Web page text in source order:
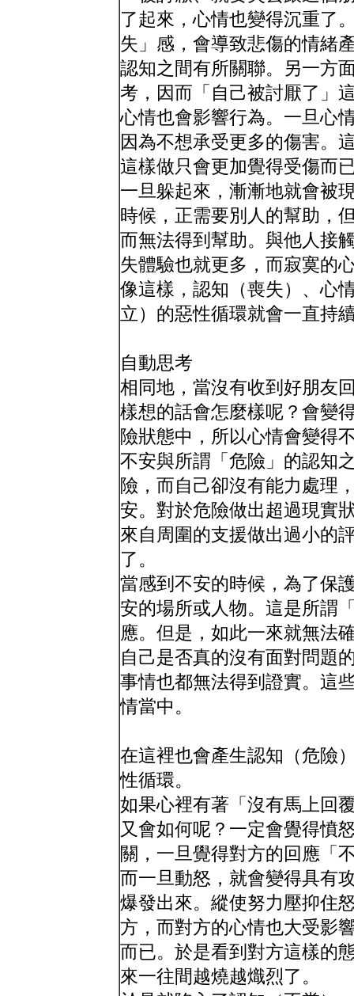
了起來，心情也變得沉重了
失」感，會導致悲傷的情緒
認知之間有所關聯。另一方
考，因而「自己被討厭了」
心情也會影響行為。一旦心
因為不想承受更多的傷害。
這樣做只會更加覺得受傷而
一旦躲起來，漸漸地就會被
時候，正需要別人的幫助，
而無法得到幫助。與他人接
失體驗也就更多，而寂寞的
像這樣，認知（喪失）、心
立）的惡性循環就會一直持
自動思考
相同地，當沒有收到好朋友
樣想的話會怎麼樣呢？會變
險狀態中，所以心情會變得
不安與所謂「危險」的認知
險，而自己卻沒有能力處理
安。對於危險做出超過現實
來自周圍的支援做出過小的
了。
當感到不安的時候，為了保
安的場所或人物。這是所謂
應。但是，如此一來就無法
自己是否真的沒有面對問題
事情也都無法得到證實。這
情當中。
在這裡也會產生認知（危險
性循環。
如果心裡有著「沒有馬上回
又會如何呢？一定會覺得憤
關，一旦覺得對方的回應「
而一旦動怒，就會變得具有
爆發出來。縱使努力壓抑住
方，而對方的心情也大受影
而已。於是看到對方這樣的
來一往間越燒越熾烈了。